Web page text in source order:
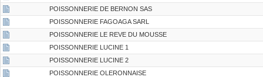
POISSONNERIE DE BERNON SAS
POISSONNERIE FAGOAGA SARL
POISSONNERIE LE REVE DU MOUSSE
POISSONNERIE LUCINE 1
POISSONNERIE LUCINE 2
POISSONNERIE OLERONNAISE